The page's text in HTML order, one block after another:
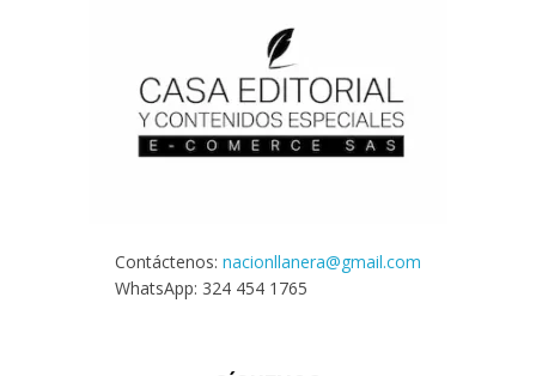
Contáctenos: nacionllanera@gmail.com
WhatsApp: 324 454 1765